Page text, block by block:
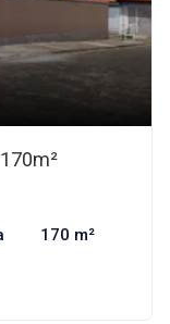
170 m²